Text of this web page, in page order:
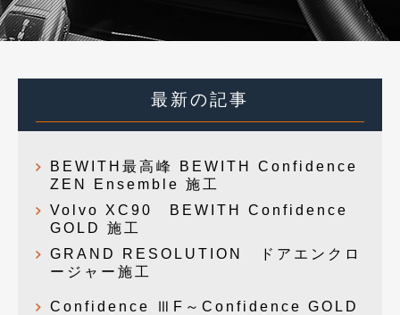
最新の記事
BEWITH最高峰 BEWITH Confidence
ZEN Ensemble 施工
Volvo XC90 BEWITH Confidence
GOLD 施工
GRAND RESOLUTION ドアエンクロ
ージャー施工
Confidence ⅢF～Confidence GOLD